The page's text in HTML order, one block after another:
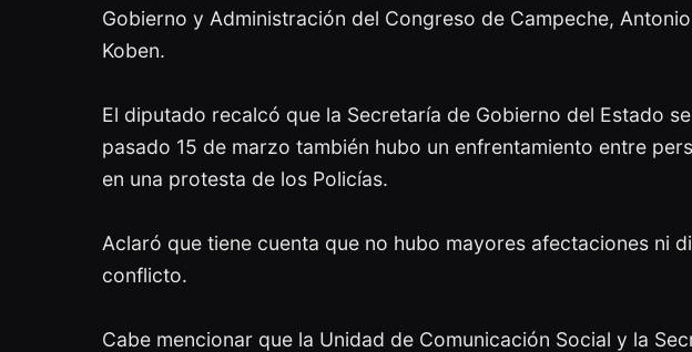
Gobierno y Administración del Congreso de Campeche,
Koben.
El diputado recalcó que la Secretaría de Gobierno del Estado
pasado 15 de marzo también hubo un enfrentamiento entre
en una protesta de los Policías.
Aclaró que tiene cuenta que no hubo mayores afectaciones ni
conflicto.
Cabe mencionar que la Unidad de Comunicación Social y la